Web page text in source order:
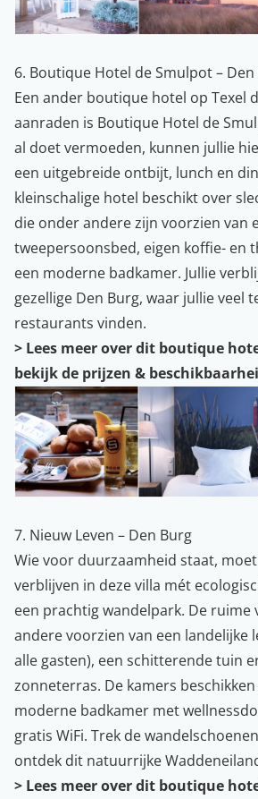
6. Boutique Hotel de Smulpot –
Een ander boutique hotel op Texel
aanraden is Boutique Hotel de
al doet vermoeden, kunnen jullie
een uitgebreide ontbijt, lunch en
kleinschalige hotel beschikt over
die onder andere zijn voorzien van
tweepersoonsbed, eigen koffie- en
een moderne badkamer. Jullie
gezellige Den Burg, waar jullie veel
restaurants vinden.
> Lees meer over dit boutique
bekijk de prijzen &
7. Nieuw Leven – Den Burg
Wie voor duurzaamheid staat,
verblijven in deze villa mét
een prachtig wandelpark. De ruime
andere voorzien van een landelijke
alle gasten), een schitterende tuin
zonneterras. De kamers
moderne badkamer met
gratis WiFi. Trek de
ontdek dit natuurrijke
> Lees meer over dit boutique